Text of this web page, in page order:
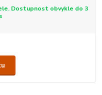
Dostupnost obvykle do 3